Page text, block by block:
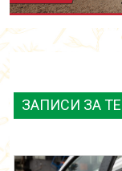
ЗАПИСИ ЗА